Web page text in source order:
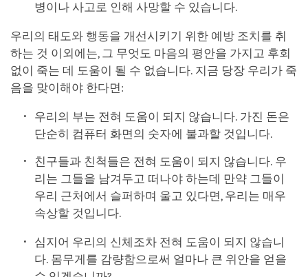
병이나 사고로 인해 사망할 수 있습니다.
우리의 태도와 행동을 개선시키기 위한 예방 조치를 취
하는 것 이외에는, 그 무엇도 마음의 평안을 가지고 후회
없이 죽는 데 도움이 될 수 없습니다. 지금 당장 우리가 죽
음을 맞이해야 한다면:
우리의 부는 전혀 도움이 되지 않습니다. 가진 돈은
단순히 컴퓨터 화면의 숫자에 불과할 것입니다.
친구들과 친척들은 전혀 도움이 되지 않습니다. 우
리는 그들을 남겨두고 떠나야 하는데 만약 그들이
우리 근처에서 슬퍼하며 울고 있다면, 우리는 매우
속상할 것입니다.
심지어 우리의 신체조차 전혀 도움이 되지 않습니
다. 몸무게를 감량함으로써 얼마나 큰 위안을 얻을